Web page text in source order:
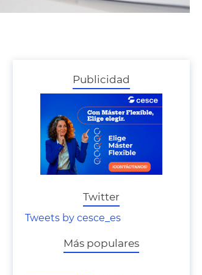
Publicidad
Twitter
Tweets by cesce_es
Más populares